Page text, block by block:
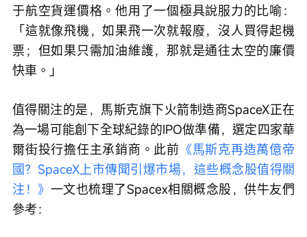
于航空貨運價格。他用了一個極具說服力的比喻：
「這就像飛機，如果飛一次就報廢，沒人買得起機
票；但如果只需加油維護，那就是通往太空的廉價
快車。」
值得關注的是，馬斯克旗下火箭制造商SpaceX正在
為一場可能創下全球紀錄的IPO做準備，選定四家華
爾街投行擔任主承銷商。此前 《馬斯克再造萬億帝
國？SpaceX上市傳聞引爆市場，這些概念股值得關
注！》 一文也梳理了Spacex相關概念股，供牛友們
參考：